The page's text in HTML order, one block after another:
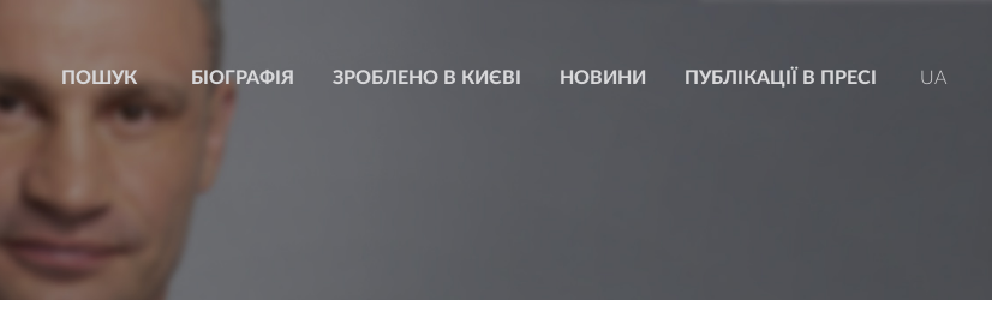
БІОГРАФІЯ ЗРОБЛЕНО В КИЄВІ НОВИНИ ПУБЛІКАЦІЇ В ПРЕСІ UA